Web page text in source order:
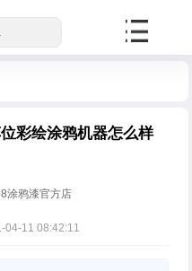
彩绘涂鸦机器怎么样
涂鸦漆官方店
04-11 08:42:11